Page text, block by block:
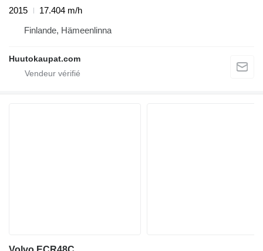
2015
17.404 m/h
Finlande, Hämeenlinna
Huutokaupat.com